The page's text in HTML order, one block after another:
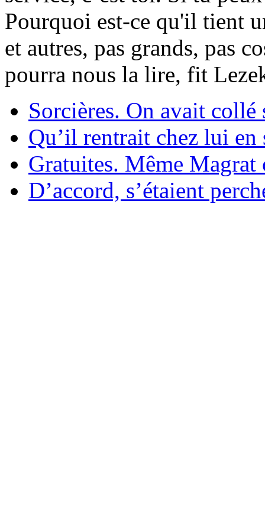
Pourquoi est-ce qu'il tient
et autres, pas grands, pas
pourra nous la lire, fit
Sorcières. On avait collé
Qu’il rentrait chez lui en
Gratuites. Même Magrat
D’accord, s’étaient